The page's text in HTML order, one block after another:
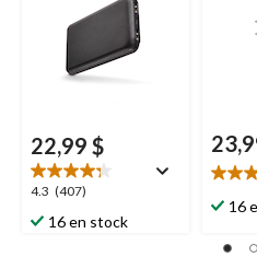
22,99 $
4.3 (407)
4.3
étoile(s)
sur
16 en stock
3.8
5.
16